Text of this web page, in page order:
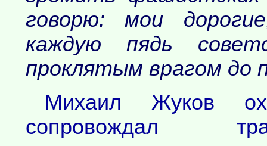
говорю: мои
каждую пядь
проклятым врагом до
Михаил Жуков
сопровождал